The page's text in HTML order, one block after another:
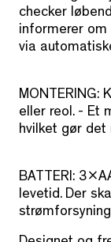
checker
informerer
via
MONTERING:
eller reol. - Et
hvilket gør
BATTERI:
levetid. Der